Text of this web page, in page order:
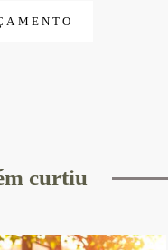
curtiu